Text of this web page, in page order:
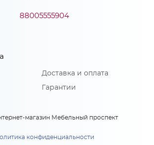
Сурская мебель
1
88005555904
Доставка и оплата
Гарантии
магазин Мебельный проспект
конфиденциальности